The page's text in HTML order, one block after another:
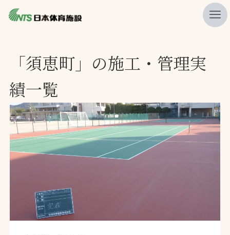
ニュース
プレスリリース
レポート
製品・サービス一覧
施工・管理実績一覧
採用情報
検索
「須恵町」の施工・管理実
績一覧